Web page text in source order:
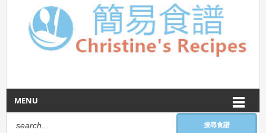
MENU
搜尋食譜